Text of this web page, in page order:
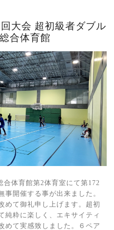
大会 超初級者ダブル
合体育館
体育館第2体育室にて第172
事開催する事が出来ました。
めて御礼申し上げます。超初
純粋に楽しく、エキサイティ
めて実感致しました。６ペア